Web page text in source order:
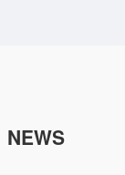
NEWS